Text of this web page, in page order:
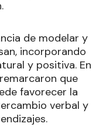
de modelar y
incorporando
y positiva. En
que
favorecer la
verbal y